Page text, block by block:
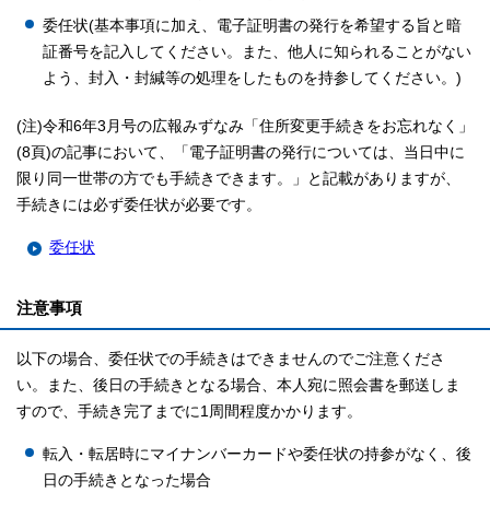
委任状(基本事項に加え、電子証明書の発行を希望する旨と暗
証番号を記入してください。また、他人に知られることがない
よう、封入・封緘等の処理をしたものを持参してください。)
(注)令和6年3月号の広報みずなみ「住所変更手続きをお忘れなく」
(8頁)の記事において、「電子証明書の発行については、当日中に
限り同一世帯の方でも手続きできます。」と記載がありますが、
手続きには必ず委任状が必要です。
委任状
注意事項
以下の場合、委任状での手続きはできませんのでご注意くださ
い。また、後日の手続きとなる場合、本人宛に照会書を郵送しま
すので、手続き完了までに1周間程度かかります。
転入・転居時にマイナンバーカードや委任状の持参がなく、後
日の手続きとなった場合